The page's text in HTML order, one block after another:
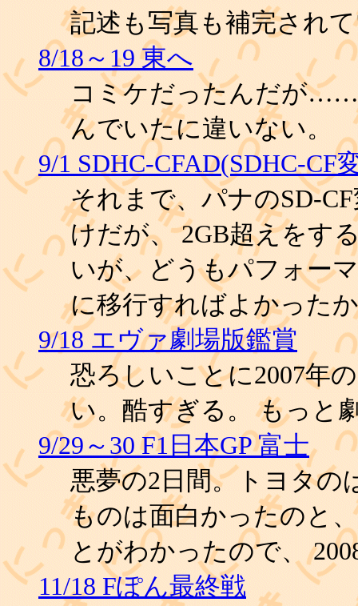
記述も写真も補完され
8/18～19 東へ
コミケだったんだが……
んでいたに違いない。
9/1 SDHC-CFAD(SDHC-CF
それまで、パナのSD-
けだが、 2GB超えをす
いが、どうもパフォー
に移行すればよかった
9/18 エヴァ劇場版鑑賞
恐ろしいことに2007年
い。酷すぎる。 もっと
9/29～30 F1日本GP 富士
悪夢の2日間。トヨタの
ものは面白かったのと
とがわかったので、
11/18 Fぽん最終戦